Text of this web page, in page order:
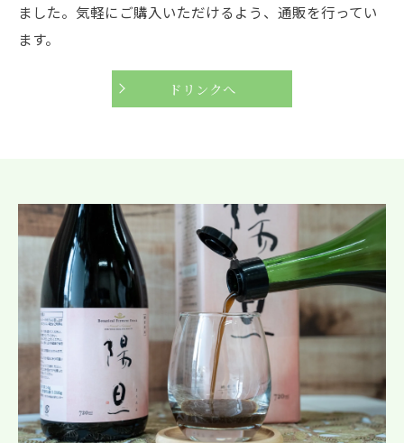
ました。気軽にご購入いただけるよう、通販を行ってい
ます。
ドリンクへ